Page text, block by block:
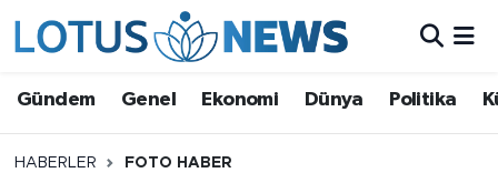
Gündem Genel Ekonomi Dünya Politika
HABERLER FOTO HABER
Ekonomi